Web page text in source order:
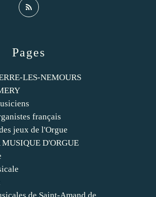
Pages
LES-NEMOURS
français
jeux de l'Orgue
D'ORGUE